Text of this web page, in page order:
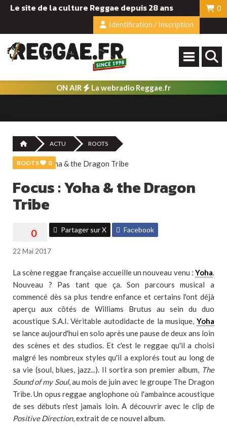
Le site de la culture Reggae depuis 28 ans
0
Identification / Inscription
ON AIR La webradio Reggae.fr
ACTU ROOTS
ROOTS 0
Focus : Yoha & the Dragon
Tribe
Partager sur X Facebook
22 Mai 2017
La scène reggae française accueille un nouveau venu : Yoha.
Nouveau ? Pas tant que ça. Son parcours musical a
commencé dès sa plus tendre enfance et certains l'ont déjà
aperçu aux côtés de Williams Brutus au sein du duo
acoustique S.A.I. Véritable autodidacte de la musique, Yoha
se lance aujourd'hui en solo après une pause de deux ans loin
des scènes et des studios. Et c'est le reggae qu'il a choisi
malgré les nombreux styles qu'il a explorés tout au long de
sa vie (soul, blues, jazz...). Il sortira son premier album, The
Sound of my Soul, au mois de juin avec le groupe The Dragon
Tribe. Un opus reggae anglophone où l'ambaince acoustique
de ses débuts n'est jamais loin. A découvrir avec le clip de
Positive Direction, extrait de ce nouvel album.